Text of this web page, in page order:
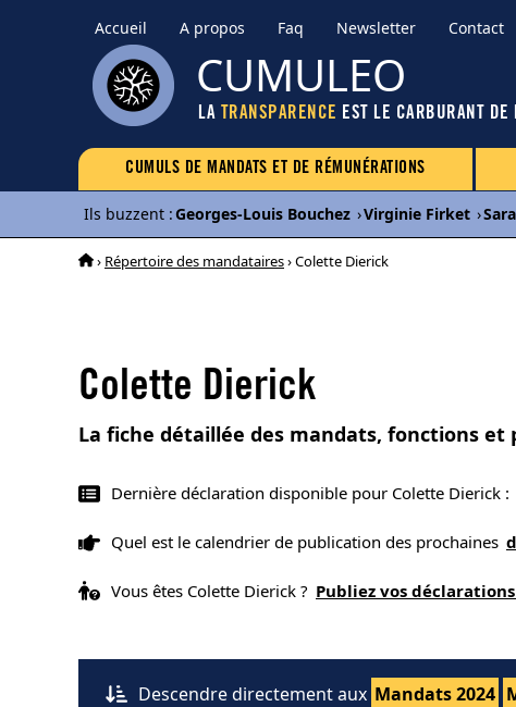
Accueil A propos Faq Newsletter Contact
CUMULEO
LA TRANSPARENCE EST LE CARBURANT DE
CUMULS DE MANDATS ET DE RÉMUNÉRATIONS
Ils buzzent :Georges-Louis Bouchez ›Virginie Firket ›
› Répertoire des mandataires› Colette Dierick
Colette Dierick
La fiche détaillée des mandats, fonctions et
Dernière déclaration disponible pour Colette Dierick :
Quel est le calendrier de publication des prochaines
Vous êtes Colette Dierick ? Publiez vos
Descendre directement aux Mandats 2024